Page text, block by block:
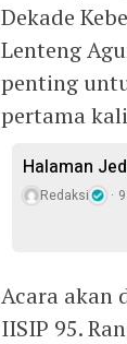
Dekade
Lenteng
penting
pertama
Halaman
Redaksi
Acara akan
IISIP 95.